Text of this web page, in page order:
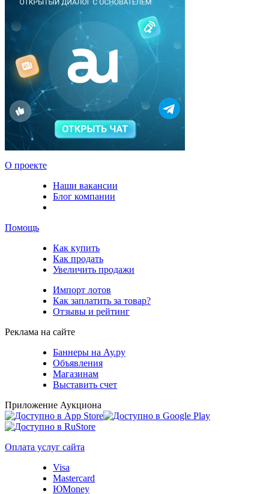
О проекте
Наши вакансии
Блог компании
Помощь
Как купить
Как продать
Увеличить продажи
Импорт лотов
Как заплатить за товар?
Отзывы и рейтинг
Реклама на сайте
Баннеры на Ау.ру
Объявления
Магазинам
Выставить счет
Приложение Аукциона
Оплата услуг сайта
Visa
Mastercard
ЮMoney